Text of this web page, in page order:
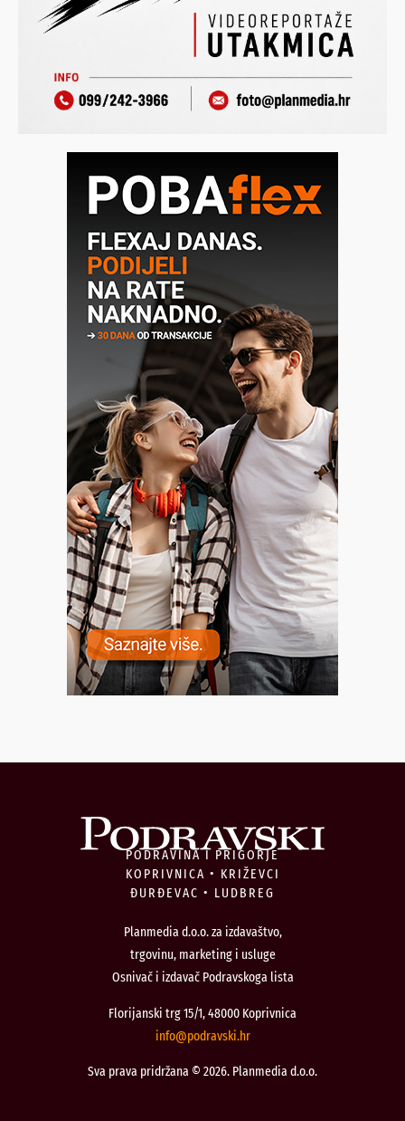
PODRAVINA I PRIGORJE
KOPRIVNICA • KRIŽEVCI
ĐURĐEVAC • LUDBREG
Planmedia d.o.o. za izdavaštvo,
trgovinu, marketing i usluge
Osnivač i izdavač Podravskoga lista
Florijanski trg 15/1, 48000 Koprivnica
rh.iksvardop
@ofni
Sva prava pridržana © 2026. Planmedia d.o.o.